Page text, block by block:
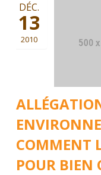
COMMENT
POUR BIEN
DÉC.
13
2010